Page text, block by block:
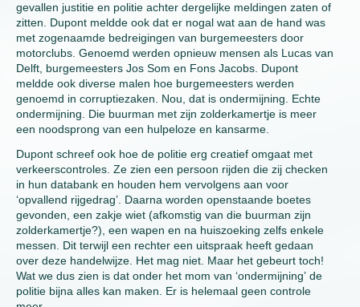
gevallen justitie en politie achter dergelijke meldingen zaten of
zitten. Dupont meldde ook dat er nogal wat aan de hand was
met zogenaamde bedreigingen van burgemeesters door
motorclubs. Genoemd werden opnieuw mensen als Lucas van
Delft, burgemeesters Jos Som en Fons Jacobs. Dupont
meldde ook diverse malen hoe burgemeesters werden
genoemd in corruptiezaken. Nou, dat is ondermijning. Echte
ondermijning. Die buurman met zijn zolderkamertje is meer
een noodsprong van een hulpeloze en kansarme.
Dupont schreef ook hoe de politie erg creatief omgaat met
verkeerscontroles. Ze zien een persoon rijden die zij checken
in hun databank en houden hem vervolgens aan voor
‘opvallend rijgedrag’. Daarna worden openstaande boetes
gevonden, een zakje wiet (afkomstig van die buurman zijn
zolderkamertje?), een wapen en na huiszoeking zelfs enkele
messen. Dit terwijl een rechter een uitspraak heeft gedaan
over deze handelwijze. Het mag niet. Maar het gebeurt toch!
Wat we dus zien is dat onder het mom van ‘ondermijning’ de
politie bijna alles kan maken. Er is helemaal geen controle